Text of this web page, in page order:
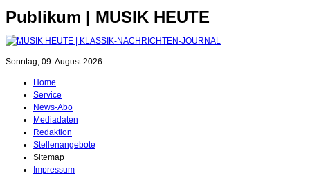
Publikum | MUSIK HEUTE
Sonntag, 09. August 2026
Home
Service
News-Abo
Mediadaten
Redaktion
Stellenangebote
Sitemap
Impressum